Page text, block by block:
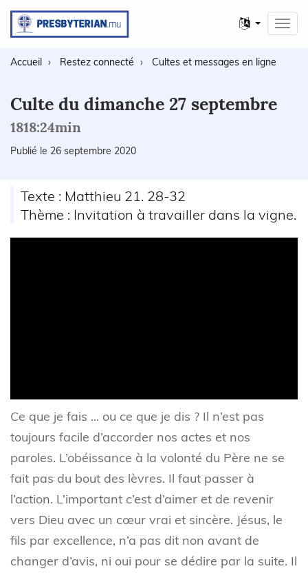
Autres
langues
Accueil Restez connecté Cultes et messages en ligne
Culte du dimanche 27 septembre
1818:24min
Publié le 26 septembre 2020
Texte : Matthieu 21. 28-32
Thème : Invitation à travailler dans la vigne.
Ce que je fais ... ou ce que je dis ? Il n’est pas
toujours facile d’accorder nos actes et nos
paroles. L’obéissance à la volonté du Père ne se
fait pas du bout des lèvres. Il faut passer à
l’action. L’important c’est d’aimer et de revenir
vers Dieu avec un cœur vrai et sincère. Jésus, le
fils par excellence, n’a pas dit non avant de
changer d’avis, ni oui pour se dédire par la suite. Il